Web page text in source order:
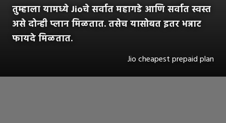
तुम्हाला यामध्ये Jioचे सर्वात महागडे आणि सर्वात स्वस्त
असे दोन्ही प्लान मिळतात. तसेच यासोबत इतर भन्नाट
फायदे मिळतात.
Jio cheapest prepaid plan